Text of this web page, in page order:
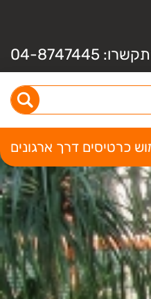
04-8747445
כרטיסים דרך ארגונים